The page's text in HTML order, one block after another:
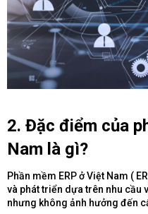
2. Đặc điểm của
Nam là gì?
Phần mềm ERP ở Việt Nam (
và phát triển dựa trên nhu cầu
nhưng không ảnh hưởng đến